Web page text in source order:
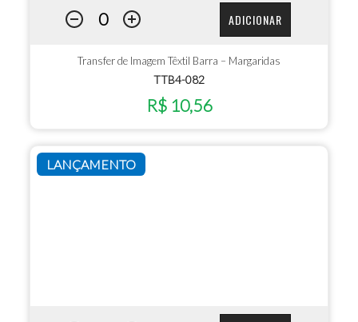
ADICIONAR
Transfer de Imagem Têxtil Barra – Margaridas
TTB4-082
R$ 10,56
LANÇAMENTO